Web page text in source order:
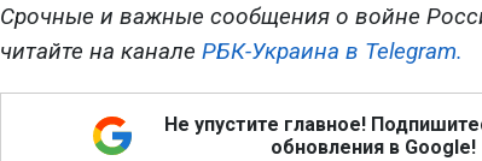
Срочные и важные сообщения о войне
читайте на канале РБК-Украина в Telegram.
Не упустите главное!
обновления в Google!